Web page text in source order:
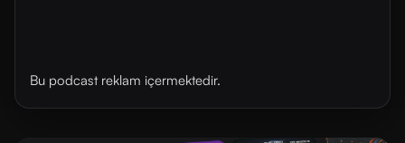
Bu podcast reklam içermektedir.